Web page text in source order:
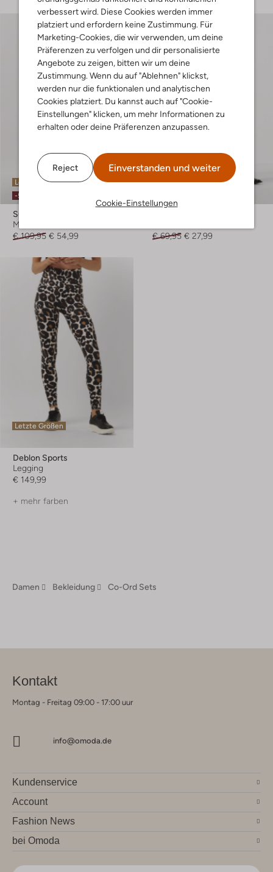
verbessert wird. Diese Cookies werden immer
platziert und erfordern keine Zustimmung. Für
Marketing-Cookies, die wir verwenden, um deine
Präferenzen zu verfolgen und dir personalisierte
Angebote zu zeigen, bitten wir um deine
Zustimmung. Wenn du auf "Ablehnen" klickst,
werden nur die funktionalen und analytischen
Cookies platziert. Du kannst auch auf "Cookie-
Einstellungen" klicken, um mehr Informationen zu
erhalten oder deine Präferenzen anzupassen.
Reject Einverstanden und weiter
Cookie-Einstellungen
Letzter Artikel
-50%
Suncoo
Minirock
€ 109,95 € 54,99
Letzter Artikel
€ 69,95 € 27,99
Letzte Größen
Deblon Sports
Legging
€ 149,99
+ mehr farben
Damen Bekleidung Co-Ord Sets
Kontakt
Montag - Freitag 09:00 - 17:00 uur
info@omoda.de
Kundenservice
Account
Fashion News
bei Omoda